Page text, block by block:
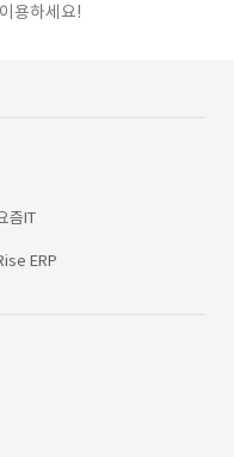
용하세요!
즘IT
ERP